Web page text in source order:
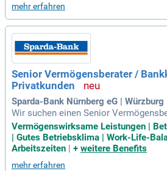
erkennst. Mit deinem geschulten
nziale und zeigst Chancen für eine
ukunft auf. Du entwickelst
en, die genau auf die Lebenssituation
mmt sind. Zudem berätst du
gen Produktportfolio, einschließlich
Liquiditätsmanagement. Werde Teil
talte die Finanzzukunft deiner Kunden
mehr erfahren
Senior Vermögensberater /
Privatkunden
Sparda-Bank Nürnberg eG | Würzburg
Wir suchen einen Senior
ebsteam der Zukunft in Nürnberg und
taufgabe besteht darin, eine
unsere vermögenden Privatkunden zu
rte Finanzstrategien, die auf ihre
Vermögenswirksame Leistungen |
| Gutes Betriebsklima | Work-Life-
Arbeitszeiten
+ weitere Benefits
mehr erfahren